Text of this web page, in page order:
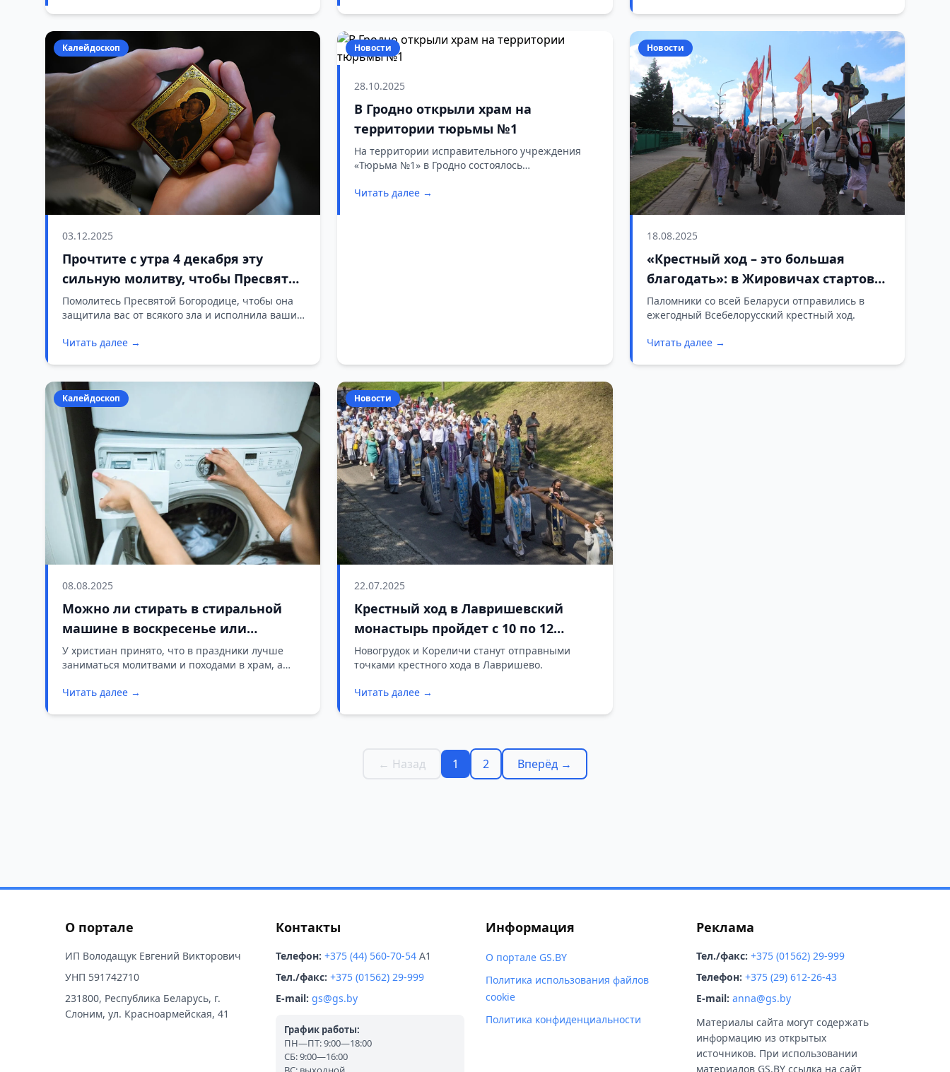
Калейдоскоп
03.12.2025
Прочтите с утра 4 декабря эту
сильную молитву, чтобы Пресвятая
Богородица защитила вас от зла
Помолитесь Пресвятой Богородице, чтобы она
защитила вас от всякого зла и исполнила ваши
Читать далее →
Новости
28.10.2025
В Гродно открыли храм на
территории тюрьмы №1
На территории исправительного учреждения
«Тюрьма №1» в Гродно состоялось
«Святого апостола Петра в оковах».
Читать далее →
Новости
18.08.2025
«Крестный ход – это большая
благодать»: в Жировичах стартовал
Всебелорусский крестный ход
Паломники со всей Беларуси отправились в
ежегодный Всебелорусский крестный ход.
Читать далее →
Калейдоскоп
08.08.2025
Можно ли стирать в стиральной
машине в воскресенье или
церковный праздник
У христиан принято, что в праздники лучше
заниматься молитвами и походами в храм, а
Читать далее →
Новости
22.07.2025
Крестный ход в Лавришевский
монастырь пройдет с 10 по 12
августа и будет посвящён 800-
летию обители
Новогрудок и Кореличи станут отправными
точками крестного хода в Лавришево.
Читать далее →
← Назад 1 2 Вперёд →
О портале
ИП Володащук Евгений Викторович
УНП 591742710
231800, Республика Беларусь, г.
Слоним, ул. Красноармейская, 41
Контакты
Телефон: +375 (44) 560-70-54A1
Тел./факс: +375 (01562) 29-999
E-mail: gs@gs.by
График работы:
ПН—ПТ: 9:00—18:00
СБ: 9:00—16:00
Информация
О портале GS.BY
Политика использования файлов
cookie
Политика конфиденциальности
Реклама
Тел./факс: +375 (01562) 29-999
Телефон: +375 (29) 612-26-43
E-mail: anna@gs.by
Материалы сайта могут содержать
информацию из открытых
источников. При использовании
материалов GS.BY ссылка на сайт